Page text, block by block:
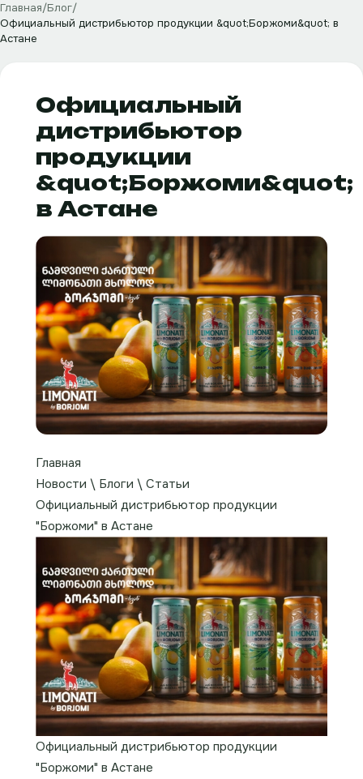
Главная/Блог/
Официальный дистрибьютор продукции &quot;Боржоми&quot; в
Астане
Официальный
дистрибьютор
продукции
&quot;Боржоми&quot;
в Астане
Главная
Новости \ Блоги \ Статьи
Официальный дистрибьютор продукции
"Боржоми" в Астане
Официальный дистрибьютор продукции
"Боржоми" в Астане